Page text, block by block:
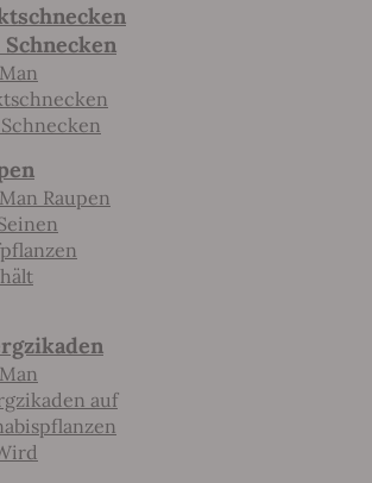
Schnecken
Raupen
auf